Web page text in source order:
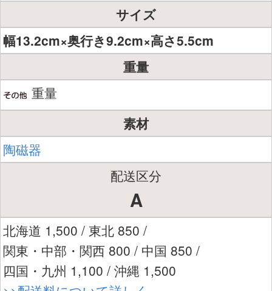
サイズ
幅13.2cm×奥行き9.2cm×高さ5.5cm
重量
重量
素材
陶磁器
配送区分
A
北海道 1,500 / 東北 850 /
関東・中部・関西 800 / 中国 850 /
四国・九州 1,100 / 沖縄 1,500